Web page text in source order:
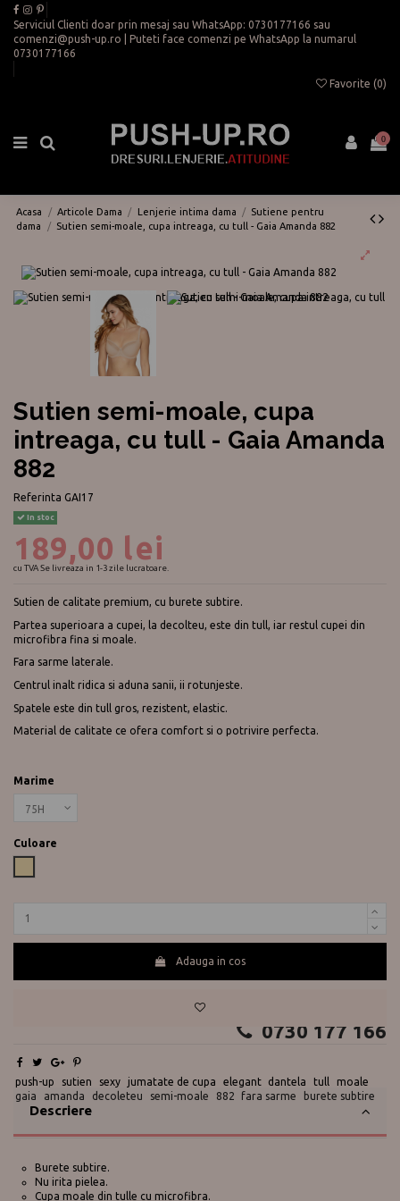
Serviciul Clienti doar prin mesaj sau WhatsApp: 0730177166 sau
comenzi@push-up.ro | Puteti face comenzi pe WhatsApp la numarul
0730177166
Favorite (0)
0
Acasa Articole Dama Lenjerie intima dama
Sutiene pentru
dama
Sutien semi-moale, cupa intreaga, cu tull - Gaia Amanda 882
Sutien semi-moale, cupa
intreaga, cu tull - Gaia Amanda
882
Referinta GAI17
In stoc
189,00 lei
cu TVASe livreaza in 1-3 zile lucratoare.
Sutien de calitate premium, cu burete subtire.
Partea superioara a cupei, la decolteu, este din tull, iar restul cupei din
microfibra fina si moale.
Fara sarme laterale.
Centrul inalt ridica si aduna sanii, ii rotunjeste.
Spatele este din tull gros, rezistent, elastic.
Material de calitate ce ofera comfort si o potrivire perfecta.
Marime
Culoare
Adauga in cos
push-up sutien sexy jumatate de cupa elegant dantela tull
moale
gaia
amanda decoleteu semi-moale 882 fara sarme burete subtire
0730 177 166
Descriere
Burete subtire.
Nu irita pielea.
Cupa moale din tulle cu microfibra.